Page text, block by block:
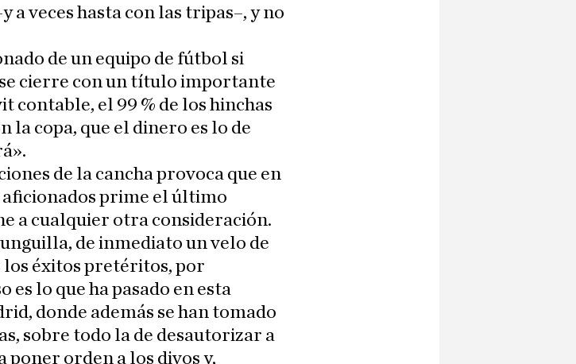
a veces hasta con las tripas–, y no
de un equipo de fútbol si
cierre con un título importante
contable, el 99 % de los hinchas
la copa, que el dinero es lo de
de la cancha provoca que en
aficionados prime el último
a cualquier otra consideración.
de inmediato un velo de
los éxitos pretéritos, por
es lo que ha pasado en esta
donde además se han tomado
sobre todo la de desautorizar a
orden a los divos y,